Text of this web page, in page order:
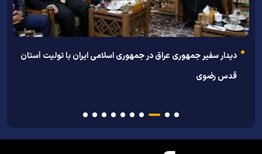
دیدار سفیر جمهوری عراق در جمهوری اسلامی ایران با تولیت آستان
قدس رضوی